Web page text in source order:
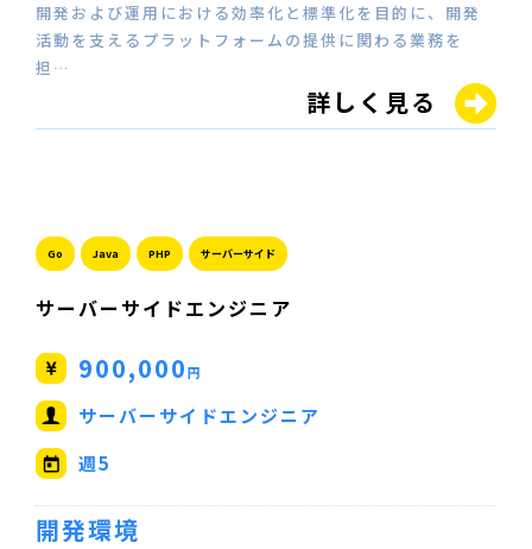
開発および運用における効率化と標準化を目的に、開発
活動を支えるプラットフォームの提供に関わる業務を
担…
詳しく見る
Go Java PHP サーバーサイド
サーバーサイドエンジニア
900,000円
サーバーサイドエンジニア
週5
開発環境